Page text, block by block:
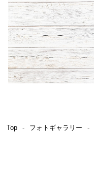
撮影プラン
記念撮影
お宮参り・七五三
マタニティ・ベビーフォト
成⼈式
Top フォトギャラリー